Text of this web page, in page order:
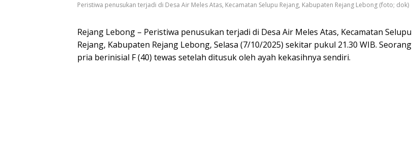
Peristiwa penusukan terjadi di Desa Air Meles Atas, Kecamatan Selupu Rejang, Kabupaten Rejang Lebong (foto; dok)
Rejang Lebong – Peristiwa penusukan terjadi di Desa Air Meles Atas, Kecamatan Selupu
Rejang, Kabupaten Rejang Lebong, Selasa (7/10/2025) sekitar pukul 21.30 WIB. Seorang
pria berinisial F (40) tewas setelah ditusuk oleh ayah kekasihnya sendiri.